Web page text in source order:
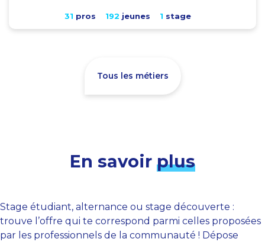
31 pros 192 jeunes 1 stage
Tous les métiers
En savoir plus
Stage étudiant, alternance ou stage découverte :
trouve l’offre qui te correspond parmi celles proposées
par les professionnels de la communauté ! Dépose